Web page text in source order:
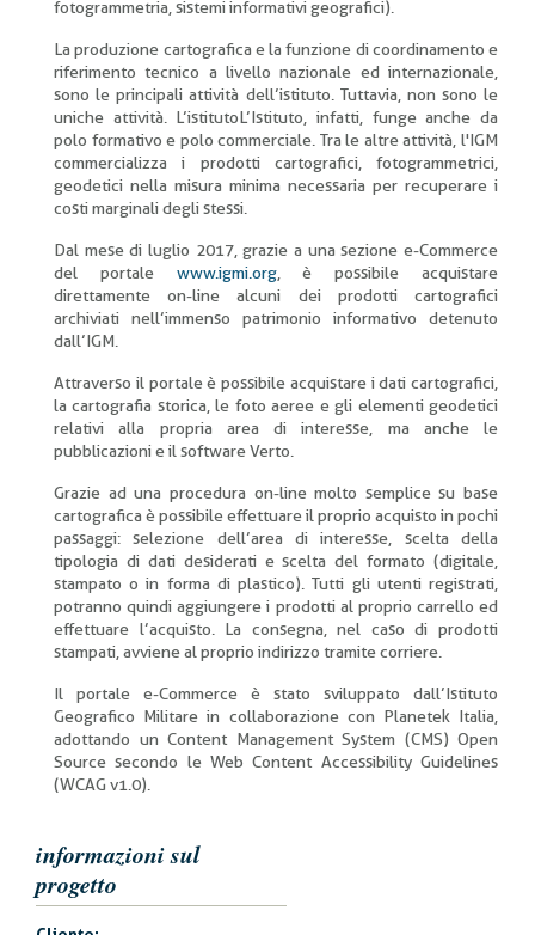
fotogrammetria, sistemi informativi geografici).
La produzione cartografica e la funzione di coordinamento e
riferimento tecnico a livello nazionale ed internazionale,
sono le principali attività dell’istituto. Tuttavia, non sono le
uniche attività. L’istitutoL’Istituto, infatti, funge anche da
polo formativo e polo commerciale. Tra le altre attività, l'IGM
commercializza i prodotti cartografici, fotogrammetrici,
geodetici nella misura minima necessaria per recuperare i
costi marginali degli stessi.
Dal mese di luglio 2017, grazie a una sezione e-Commerce
del portale www.igmi.org, è possibile acquistare
direttamente on-line alcuni dei prodotti cartografici
archiviati nell’immenso patrimonio informativo detenuto
dall’IGM.
Attraverso il portale è possibile acquistare i dati cartografici,
la cartografia storica, le foto aeree e gli elementi geodetici
relativi alla propria area di interesse, ma anche le
pubblicazioni e il software Verto.
Grazie ad una procedura on-line molto semplice su base
cartografica è possibile effettuare il proprio acquisto in pochi
passaggi: selezione dell’area di interesse, scelta della
tipologia di dati desiderati e scelta del formato (digitale,
stampato o in forma di plastico). Tutti gli utenti registrati,
potranno quindi aggiungere i prodotti al proprio carrello ed
effettuare l’acquisto. La consegna, nel caso di prodotti
stampati, avviene al proprio indirizzo tramite corriere.
Il portale e-Commerce è stato sviluppato dall’Istituto
Geografico Militare in collaborazione con Planetek Italia,
adottando un Content Management System (CMS) Open
Source secondo le Web Content Accessibility Guidelines
(WCAG v1.0).
informazioni sul
progetto